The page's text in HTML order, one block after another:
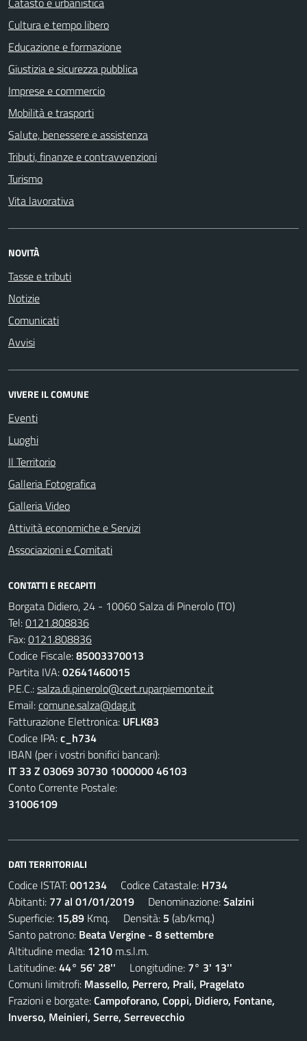
Cultura e tempo libero
Educazione e formazione
Giustizia e sicurezza pubblica
Imprese e commercio
Mobilità e trasporti
Salute, benessere e assistenza
Tributi, finanze e contravvenzioni
Turismo
Vita lavorativa
NOVITÀ
Tasse e tributi
Notizie
Comunicati
Avvisi
VIVERE IL COMUNE
Eventi
Luoghi
Il Territorio
Galleria Fotografica
Galleria Video
Attività economiche e Servizi
Associazioni e Comitati
CONTATTI E RECAPITI
Borgata Didiero, 24 - 10060 Salza di Pinerolo (TO)
Tel:0121.808836
Fax:0121.808836
Codice Fiscale:85003370013
Partita IVA:02641460015
P.E.C.:salza.di.pinerolo@cert.ruparpiemonte.it
Email:comune.salza@dag.it
Fatturazione Elettronica: UFLK83
Codice IPA:c_h734
IBAN (per i vostri bonifici bancari):
IT 33 Z 03069 30730 1000000 46103
Conto Corrente Postale:
31006109
DATI TERRITORIALI
Codice ISTAT:001234 Codice Catastale: H734
Abitanti: 77 al 01/01/2019 Denominazione:Salzini
Superficie: 15,89 Kmq. Densità: 5 (ab/kmq.)
Santo patrono: Beata Vergine - 8 settembre
Altitudine media: 1210 m.s.l.m.
Latitudine:44° 56' 28'' Longitudine: 7° 3' 13''
Comuni limitrofi: Massello, Perrero, Prali, Pragelato
Frazioni e borgate:Campoforano, Coppi, Didiero, Fontane,
Inverso, Meinieri, Serre, Serrevecchio